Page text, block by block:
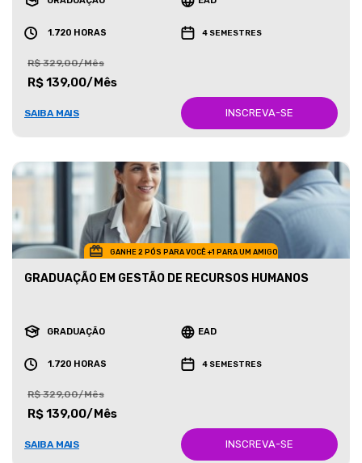
1.720 HORAS 4 SEMESTRES
R$ 329,00/Mês
R$ 139,00/Mês
SAIBA MAIS INSCREVA-SE
GANHE 2 PÓS PARA VOCÊ +1 PARA UM AMIGO
GRADUAÇÃO EM GESTÃO DE RECURSOS HUMANOS
GRADUAÇÃO EAD
1.720 HORAS 4 SEMESTRES
R$ 329,00/Mês
R$ 139,00/Mês
SAIBA MAIS INSCREVA-SE